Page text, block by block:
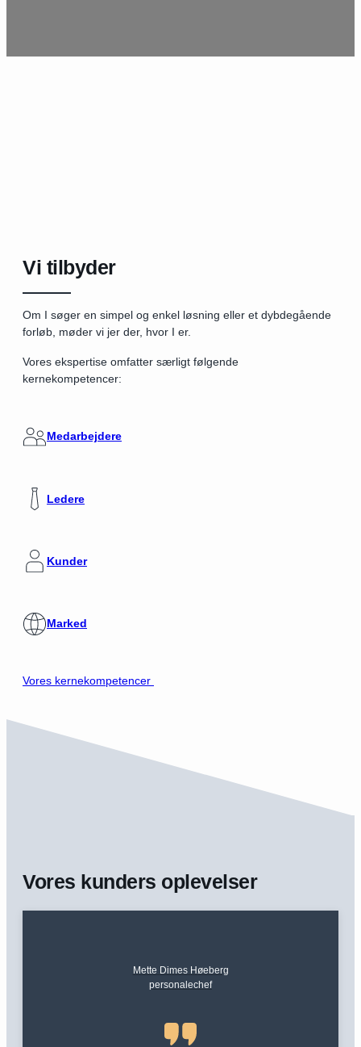
Vi tilbyder
Om I søger en simpel og enkel løsning eller et dybdegående
forløb, møder vi jer der, hvor I er.
Vores ekspertise omfatter særligt følgende
kernekompetencer:
Medarbejdere
Ledere
Kunder
Marked
Vores kernekompetencer
Vores kunders oplevelser
Mette Dimes Høeberg
personalechef